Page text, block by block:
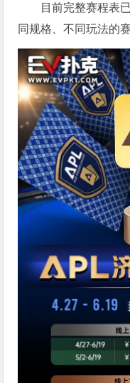
目前完整赛程表
同规格、不同玩法的